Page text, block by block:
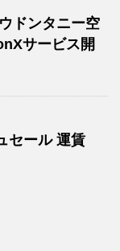
ドンタニー空
サービス開
セール 運賃